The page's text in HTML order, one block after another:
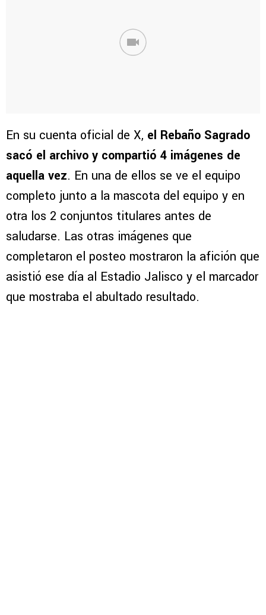
En su cuenta oficial de X, el Rebaño Sagrado
sacó el archivo y compartió 4 imágenes de
aquella vez. En una de ellos se ve el equipo
completo junto a la mascota del equipo y en
otra los 2 conjuntos titulares antes de
saludarse. Las otras imágenes que
completaron el posteo mostraron la afición que
asistió ese día al Estadio Jalisco y el marcador
que mostraba el abultado resultado.